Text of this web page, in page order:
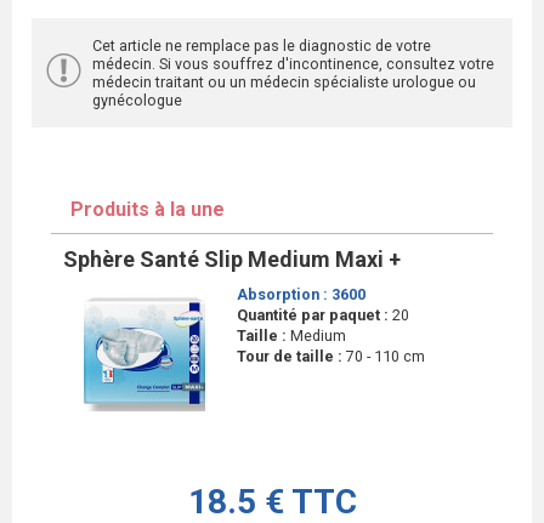
Cet article ne remplace pas le diagnostic de votre
médecin. Si vous souffrez d'incontinence, consultez votre
médecin traitant ou un médecin spécialiste urologue ou
gynécologue
Produits à la une
Sphère Santé Slip Medium Maxi +
Absorption : 3600
Quantité par paquet : 20
Taille : Medium
Tour de taille : 70 - 110 cm
18.5 € TTC